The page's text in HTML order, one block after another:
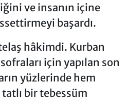
ve insanın içine
başardı.
hâkimdi. Kurban
için yapılan son
yüzlerinde hem
bir tebessüm